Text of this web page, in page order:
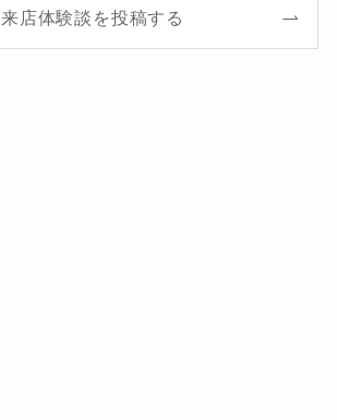
来店体験談を投稿する